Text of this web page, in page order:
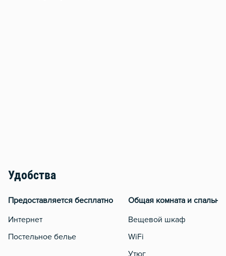
Удобства
Предоставляется бесплатно
Интернет
Постельное белье
Общая комната и спальня
Вещевой шкаф
WiFi
Утюг